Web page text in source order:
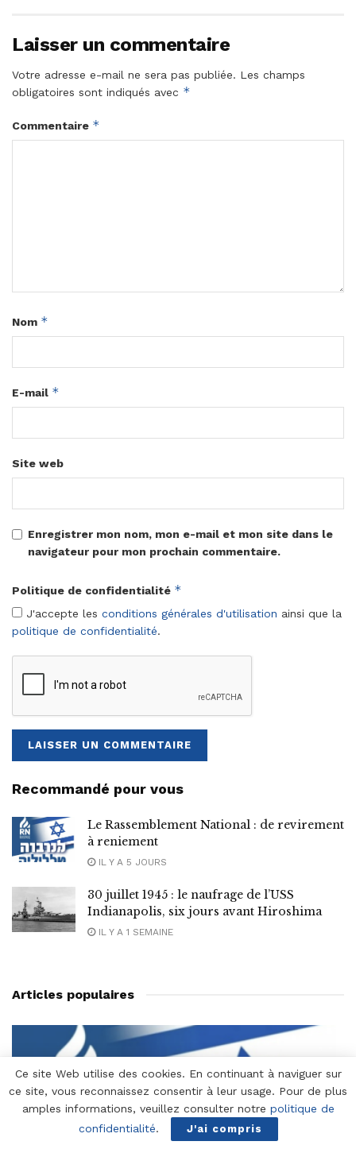
Laisser un commentaire
Votre adresse e-mail ne sera pas publiée. Les champs
obligatoires sont indiqués avec *
Commentaire *
Nom *
E-mail *
Site web
Enregistrer mon nom, mon e-mail et mon site dans le
navigateur pour mon prochain commentaire.
Politique de confidentialité *
J'accepte les conditions générales d'utilisation ainsi que la
politique de confidentialité.
Recommandé pour vous
Le Rassemblement National : de revirement
à reniement
IL Y A 5 JOURS
30 juillet 1945 : le naufrage de l’USS
Indianapolis, six jours avant Hiroshima
IL Y A 1 SEMAINE
Articles populaires
Ce site Web utilise des cookies. En continuant à naviguer sur
ce site, vous reconnaissez consentir à leur usage. Pour de plus
amples informations, veuillez consulter notre politique de
confidentialité. J'ai compris